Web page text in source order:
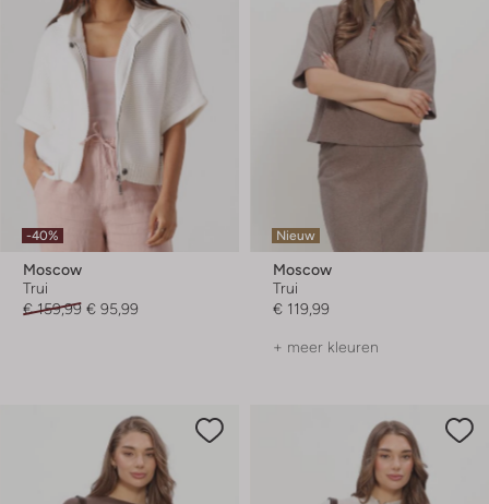
-40%
Moscow
Trui
€ 159,99 € 95,99
Nieuw
Moscow
Trui
€ 119,99
+ meer kleuren